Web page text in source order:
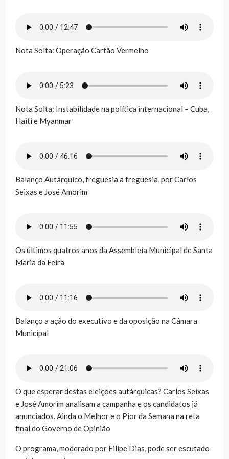
Nota Solta: Operação Cartão Vermelho
Nota Solta: Instabilidade na política internacional – Cuba,
Haiti e Myanmar
Balanço Autárquico, freguesia a freguesia, por Carlos
Seixas e José Amorim
Os últimos quatros anos da Assembleia Municipal de Santa
Maria da Feira
Balanço a ação do executivo e da oposição na Câmara
Municipal
O que esperar destas eleições autárquicas? Carlos Seixas
e José Amorim analisam a campanha e os candidatos já
anunciados. Ainda o Melhor e o Pior da Semana na reta
final do Governo de Opinião
O programa, moderado por Filipe Dias, pode ser escutado